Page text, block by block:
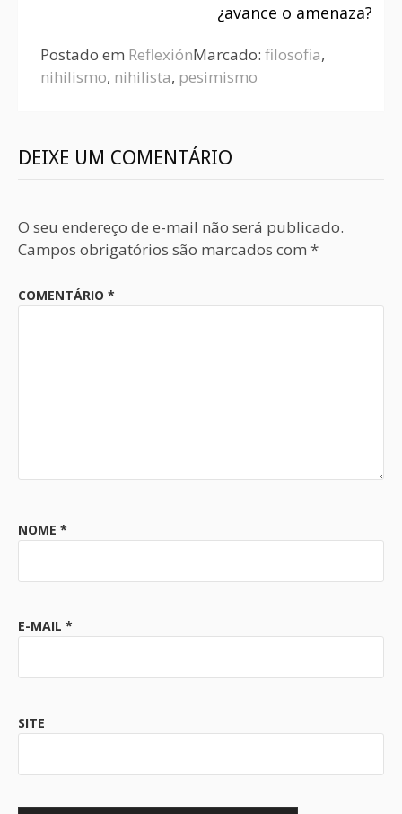
¿avance o amenaza?
Postado em ReflexiónMarcado: filosofia,
nihilismo, nihilista, pesimismo
DEIXE UM COMENTÁRIO
O seu endereço de e-mail não será publicado.
Campos obrigatórios são marcados com *
COMENTÁRIO *
NOME *
E-MAIL *
SITE